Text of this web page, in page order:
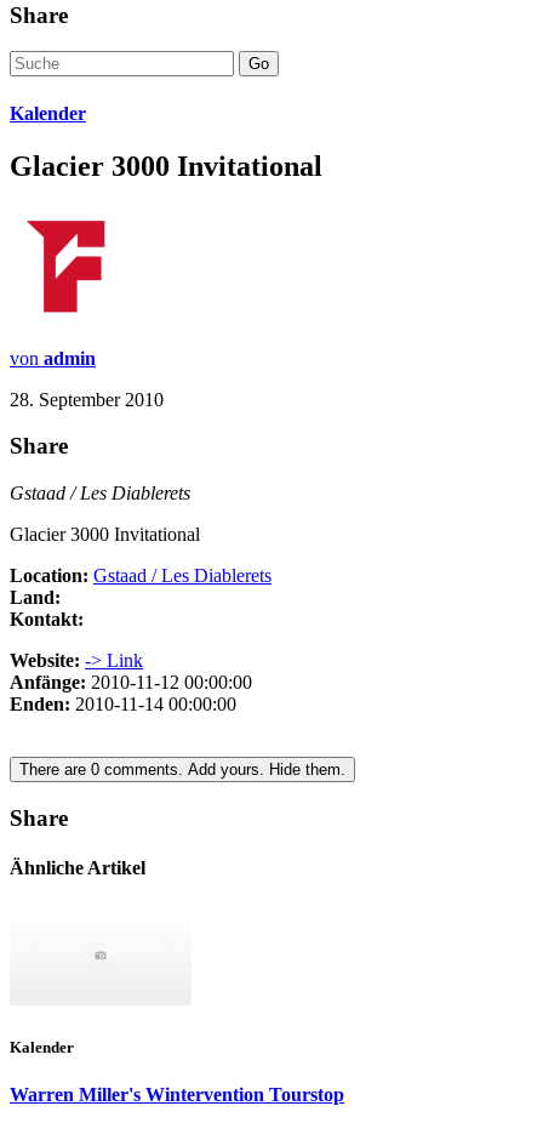
Share
Go
Kalender
Glacier 3000 Invitational
von admin
28. September 2010
Share
Gstaad / Les Diablerets
Glacier 3000 Invitational
Location: Gstaad / Les Diablerets
Land:
Kontakt:
Website: -> Link
Anfänge: 2010-11-12 00:00:00
Enden: 2010-11-14 00:00:00
There are 0 comments. Add yours. Hide them.
Share
Ähnliche Artikel
Kalender
Warren Miller's Wintervention Tourstop